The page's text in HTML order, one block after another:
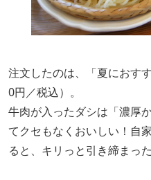
注文したのは、「夏におす
0円／税込）。
牛肉が入ったダシは「濃厚
てクセもなくおいしい！自
ると、キリっと引き締まった